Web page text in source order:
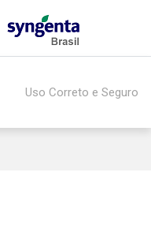
Uso Correto e Seguro